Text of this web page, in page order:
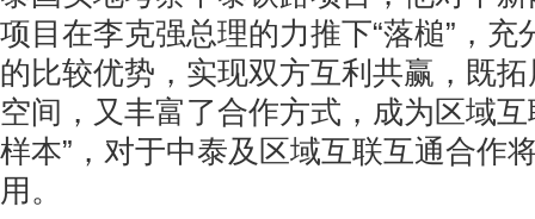
项目在李克强总理的力推下“落槌”，充
的比较优势，实现双方互利共赢，既
空间，又丰富了合作方式，成为区域
样本”，对于中泰及区域互联互通合作
用。